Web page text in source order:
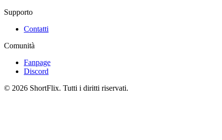
Supporto
Contatti
Comunità
Fanpage
Discord
© 2026 ShortFlix. Tutti i diritti riservati.